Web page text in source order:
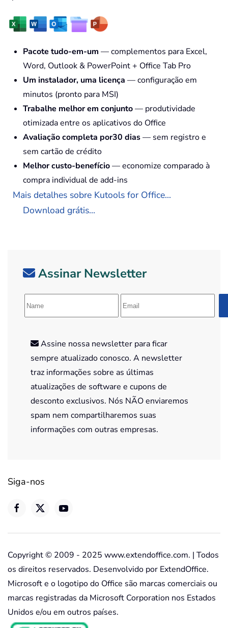
Pacote tudo-em-um — complementos para Excel,
Word, Outlook & PowerPoint + Office Tab Pro
Um instalador, uma licença — configuração em
minutos (pronto para MSI)
Trabalhe melhor em conjunto— produtividade
otimizada entre os aplicativos do Office
Avaliação completa por30 dias— sem registro e
sem cartão de crédito
Melhor custo-benefício— economize comparado à
compra individual de add-ins
Mais detalhes sobre Kutools for Office...
Download grátis...
Assinar Newsletter
Assine nossa newsletter para ficar
sempre atualizado conosco. A newsletter
traz informações sobre as últimas
atualizações de software e cupons de
desconto exclusivos. Nós NÃO enviaremos
spam nem compartilharemos suas
informações com outras empresas.
Siga-nos
Copyright © 2009 - 2025 www.extendoffice.com. | Todos
os direitos reservados. Desenvolvido por ExtendOffice.
Microsoft e o logotipo do Office são marcas comerciais ou
marcas registradas da Microsoft Corporation nos Estados
Unidos e/ou em outros países.